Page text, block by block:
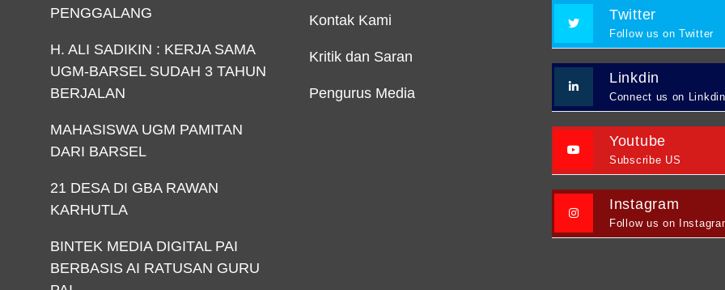
PENGGALANG
H. ALI SADIKIN : KERJA SAMA
UGM-BARSEL SUDAH 3 TAHUN
BERJALAN
MAHASISWA UGM PAMITAN
DARI BARSEL
21 DESA DI GBA RAWAN
KARHUTLA
BINTEK MEDIA DIGITAL PAI
BERBASIS AI RATUSAN GURU
Kontak Kami
Kritik dan Saran
Pengurus Media
Twitter
Follow us on Twitter
Linkdin
Connect us on Linkdin
Youtube
Subscribe US
Instagram
Follow us on